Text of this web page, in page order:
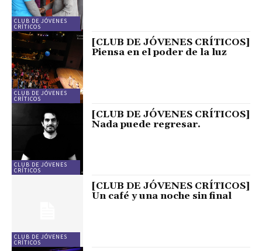
CLUB DE JÓVENES
CRÍTICOS
CLUB DE JÓVENES
CRÍTICOS
[CLUB DE JÓVENES CRÍTICOS]
Piensa en el poder de la luz
CLUB DE JÓVENES
CRÍTICOS
[CLUB DE JÓVENES CRÍTICOS]
Nada puede regresar.
CLUB DE JÓVENES
CRÍTICOS
[CLUB DE JÓVENES CRÍTICOS]
Un café y una noche sin final